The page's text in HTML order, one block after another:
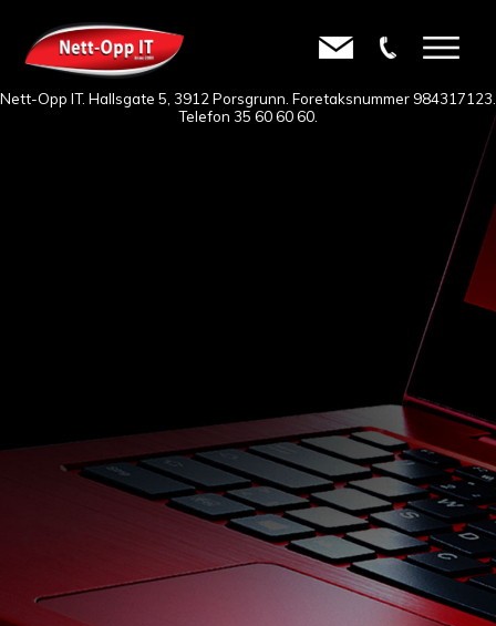
Nett-Opp IT. Hallsgate 5, 3912 Porsgrunn. Foretaksnummer 984317123.
Telefon 35 60 60 60